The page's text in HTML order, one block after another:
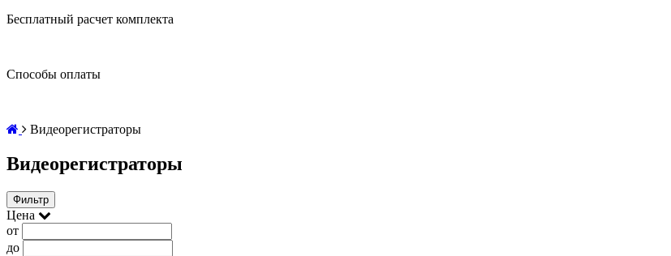
Бесплатный расчет комплекта
Способы оплаты
Видеорегистраторы
Видеорегистраторы
Фильтр
Цена
от
до